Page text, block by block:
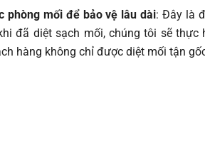
phòng mối để bảo vệ lâu dài: Đây là
đã diệt sạch mối, chúng tôi sẽ
hàng không chỉ được diệt mối tận